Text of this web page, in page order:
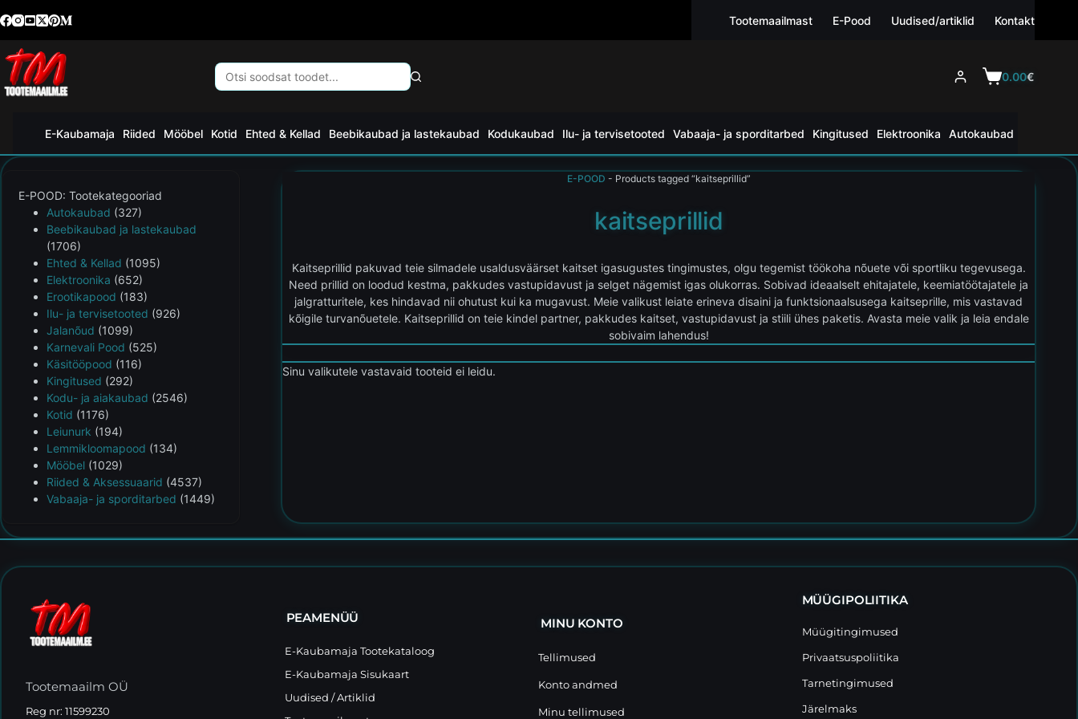
Tootemaailmast E-Pood Uudised/artiklid Kontakt
0.00€
E-Kaubamaja Riided Mööbel Kotid Ehted & Kellad Beebikaubad ja lastekaubad Kodukaubad Ilu- ja tervisetooted Vabaaja- ja sporditarbed Kingitused Elektroonika Autokaubad
E-POOD - Products tagged “kaitseprillid”
kaitseprillid
Kaitseprillid pakuvad teie silmadele usaldusväärset kaitset igasugustes tingimustes, olgu tegemist töökoha nõuete või sportliku tegevusega.
Need prillid on loodud kestma, pakkudes vastupidavust ja selget nägemist igas olukorras. Sobivad ideaalselt ehitajatele, keemiatöötajatele ja
jalgratturitele, kes hindavad nii ohutust kui ka mugavust. Meie valikust leiate erineva disaini ja funktsionaalsusega kaitseprille, mis vastavad
kõigile turvanõuetele. Kaitseprillid on teie kindel partner, pakkudes kaitset, vastupidavust ja stiili ühes paketis. Avasta meie valik ja leia endale
sobivaim lahendus!
Sinu valikutele vastavaid tooteid ei leidu.
E-POOD: Tootekategooriad
Autokaubad (327)
Beebikaubad ja lastekaubad
(1706)
Ehted & Kellad (1095)
Elektroonika (652)
Erootikapood (183)
Ilu- ja tervisetooted (926)
Jalanõud (1099)
Karnevali Pood (525)
Käsitööpood (116)
Kingitused (292)
Kodu- ja aiakaubad (2546)
Kotid (1176)
Leiunurk (194)
Lemmikloomapood (134)
Mööbel (1029)
Riided & Aksessuaarid (4537)
Vabaaja- ja sporditarbed (1449)
Tootemaailm OÜ
Reg nr: 11599230
PEAMENÜÜ
E-Kaubamaja Tootekataloog
E-Kaubamaja Sisukaart
Uudised / Artiklid
MINU KONTO
Tellimused
Konto andmed
Minu tellimused
MÜÜGIPOLIITIKA
Müügitingimused
Privaatsuspoliitika
Tarnetingimused
Järelmaks